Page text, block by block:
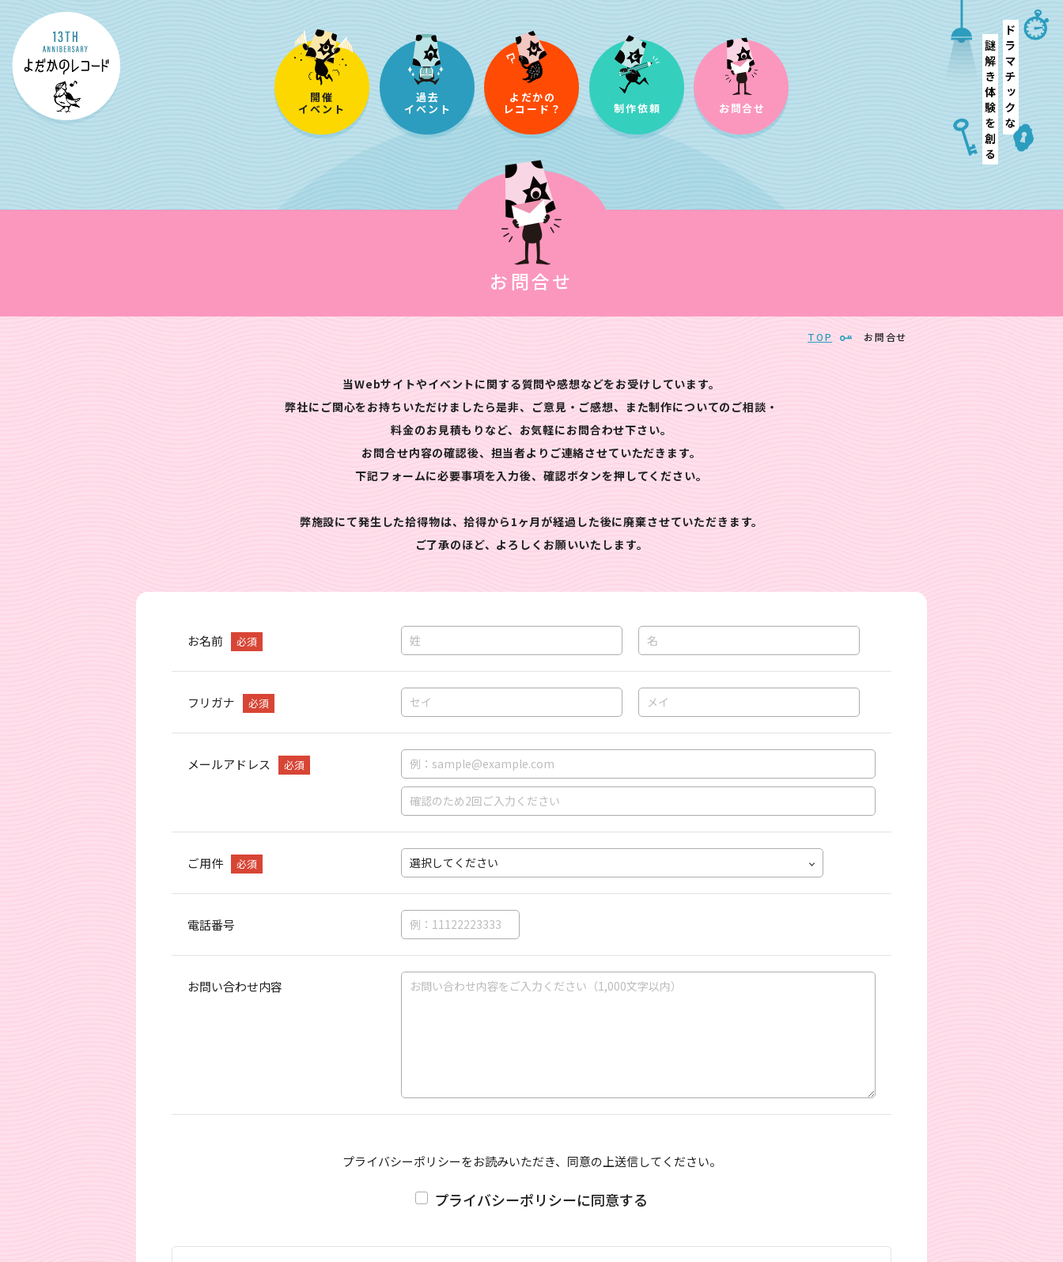
開催
イベント
過去
イベント
よだかの
レコード？ 制作依頼 お問合せ
お問合せ
TOP お問合せ
当Webサイトやイベントに関する質問や感想などをお受けしています。
弊社にご関心をお持ちいただけましたら是非、ご意見・ご感想、また制作についてのご相談・
料金のお見積もりなど、お気軽にお問合わせ下さい。
お問合せ内容の確認後、担当者よりご連絡させていただきます。
下記フォームに必要事項を入力後、確認ボタンを押してください。
弊施設にて発生した拾得物は、拾得から1ヶ月が経過した後に廃棄させていただきます。
ご了承のほど、よろしくお願いいたします。
お名前 必須
フリガナ 必須
メールアドレス 必須
ご用件 必須
電話番号
お問い合わせ内容
プライバシーポリシーをお読みいただき、 同意の上送信してください。
プライバシーポリシーに同意する